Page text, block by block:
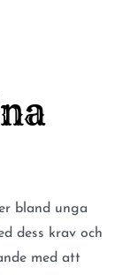
bland unga
dess krav och
med att